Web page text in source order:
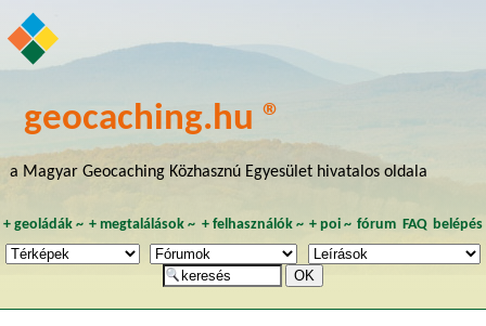
geocaching.hu ®
a Magyar Geocaching Közhasznú Egyesület hivatalos oldala
+ geoládák~ +megtalálások ~ + felhasználók~ + poi~ fórum FAQ belépés